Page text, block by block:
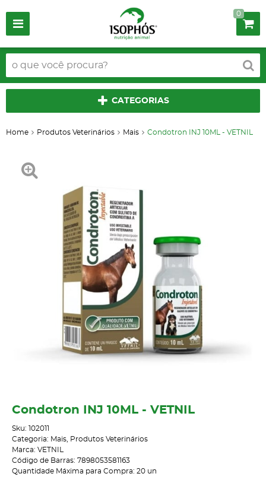
0
CATEGORIAS
Home Produtos Veterinários Mais Condotron INJ 10ML - VETNIL
Condotron INJ 10ML - VETNIL
Sku: 102011
Categoria: Mais
Produtos Veterinários
Marca: VETNIL
Código de Barras: 7898053581163
Quantidade Máxima para Compra: 20 un